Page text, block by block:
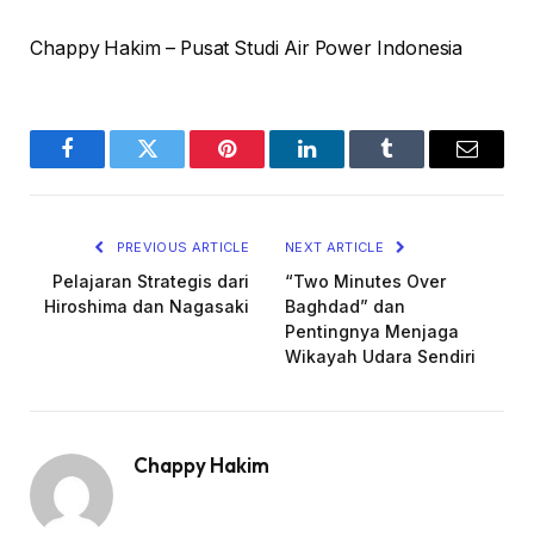
Chappy Hakim – Pusat Studi Air Power Indonesia
FacebookTwitter Pinterest LinkedInTumblr Email
PREVIOUS ARTICLE
Pelajaran Strategis dari
Hiroshima dan Nagasaki
NEXT ARTICLE
“Two Minutes Over
Baghdad” dan
Pentingnya Menjaga
Wikayah Udara Sendiri
Chappy Hakim